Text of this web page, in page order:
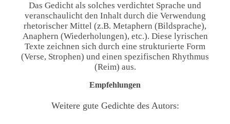
Das Gedicht als solches verdichtet Sprache und
veranschaulicht den Inhalt durch die Verwendung
rhetorischer Mittel (z.B. Metaphern (Bildsprache),
Anaphern (Wiederholungen), etc.). Diese lyrischen
Texte zeichnen sich durch eine strukturierte Form
(Verse, Strophen) und einen spezifischen Rhythmus
(Reim) aus.
Empfehlungen
Weitere gute Gedichte des Autors: